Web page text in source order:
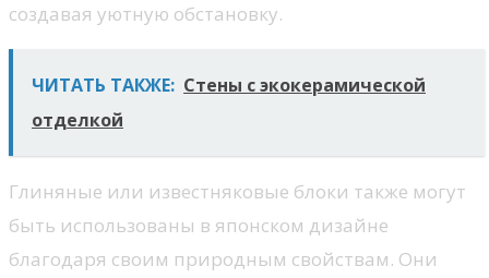
создавая уютную обстановку.
ЧИТАТЬ ТАКЖЕ: Стены с экокерамической
отделкой
Глиняные или известняковые блоки также могут
быть использованы в японском дизайне
благодаря своим природным свойствам. Они